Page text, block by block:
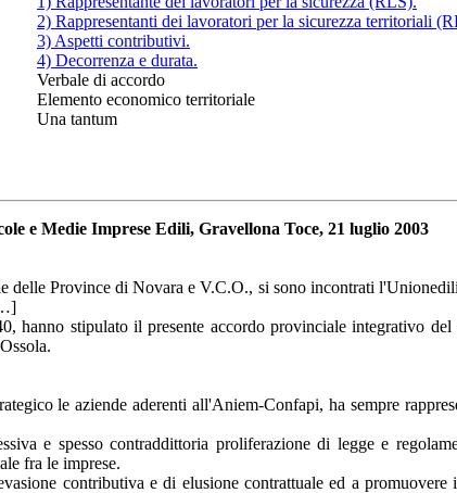
2) Rappresentanti dei lavoratori per la sicurezza territoriali
3) Aspetti contributivi.
4) Decorrenza e durata.
Verbale di accordo
Elemento economico territoriale
Una tantum
e Medie Imprese Edili, Gravellona Toce, 21 luglio 2003
Province di Novara e V.C.O., si sono incontrati
hanno stipulato il presente accordo provinciale integrativo del
le aziende aderenti all'Aniem-Confapi, ha sempre
e spesso contraddittoria proliferazione di legge e
fra le imprese.
contributiva e di elusione contrattuale ed a